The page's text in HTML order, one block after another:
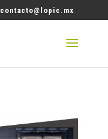
contacto@lopic.mx